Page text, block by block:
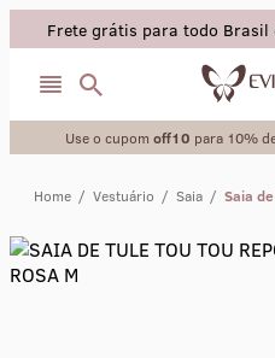
Frete grátis para todo Brasil
Use o cupom off10 para 10%
Home / Vestuário / Saia / Saia